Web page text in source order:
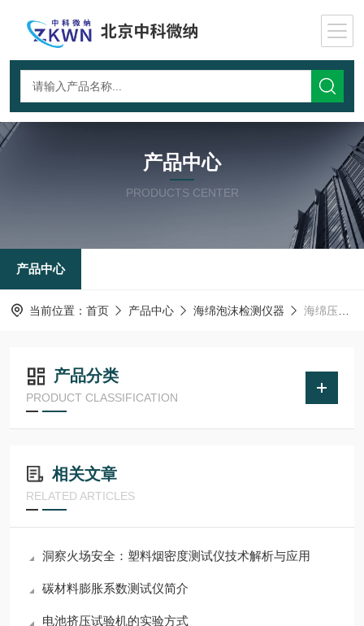
产品中心
PRODUCTS CENTER
产品中心
当前位置： 首页 产品中心 海绵泡沫检测仪器 海绵压缩蠕变测试仪
产品分类
PRODUCT CLASSIFICATION
相关文章
RELATED ARTICLES
洞察火场安全：塑料烟密度测试仪技术解析与应用
碳材料膨胀系数测试仪简介
电池挤压试验机的实验方式